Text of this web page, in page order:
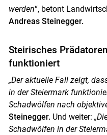
werden“, betont
Andreas Steinegger.
Steirisches
funktioniert
„Der aktuelle Fall zeigt,
in der Steiermark
Schadwölfen nach
Steinegger.Und weiter:
Schadwölfen in der